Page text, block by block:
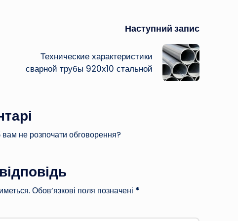
Наступний запис
Технические характеристики
сварной трубы 920х10 стальной
не розпочати обговорення?
Обов’язкові поля позначені *